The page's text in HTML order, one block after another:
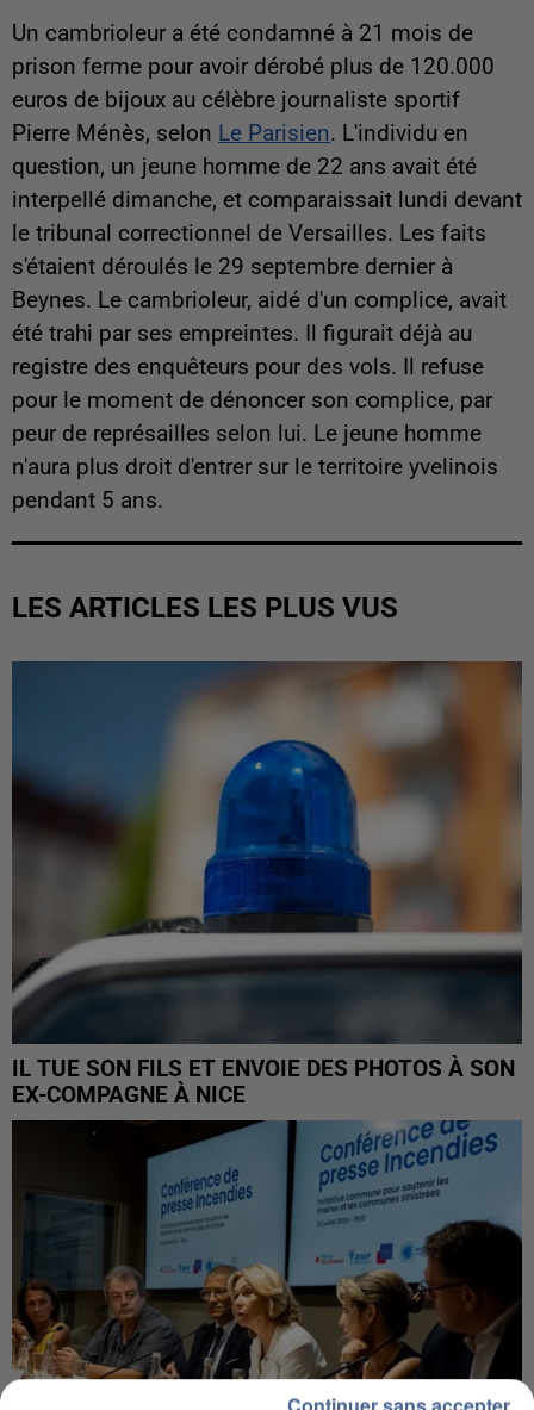
Un cambrioleur a été condamné à 21 mois de
prison ferme pour avoir dérobé plus de 120.000
euros de bijoux au célèbre journaliste sportif
Pierre Ménès, selon Le Parisien. L'individu en
question, un jeune homme de 22 ans avait été
interpellé dimanche, et comparaissait lundi devant
le tribunal correctionnel de Versailles. Les faits
s'étaient déroulés le 29 septembre dernier à
Beynes. Le cambrioleur, aidé d'un complice, avait
été trahi par ses empreintes. Il figurait déjà au
registre des enquêteurs pour des vols. Il refuse
pour le moment de dénoncer son complice, par
peur de représailles selon lui. Le jeune homme
n'aura plus droit d'entrer sur le territoire yvelinois
pendant 5 ans.
LES ARTICLES LES PLUS VUS
IL TUE SON FILS ET ENVOIE DES PHOTOS À SON
EX-COMPAGNE À NICE